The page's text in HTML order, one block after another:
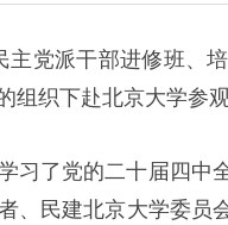
主党派干部进修班、
组织下赴北京大学参
习了党的二十届四
、民建北京大学委